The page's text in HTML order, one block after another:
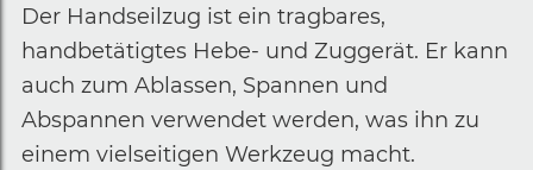
Der Handseilzug ist ein tragbares,
handbetätigtes Hebe- und Zuggerät. Er kann
auch zum Ablassen, Spannen und
Abspannen verwendet werden, was ihn zu
einem vielseitigen Werkzeug macht.